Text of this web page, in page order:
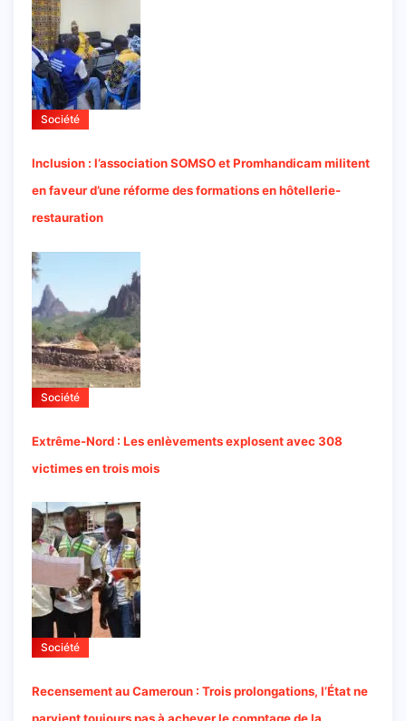
Société
Inclusion : l’association SOMSO et Promhandicam militent
en faveur d’une réforme des formations en hôtellerie-
restauration
Société
Extrême-Nord : Les enlèvements explosent avec 308
victimes en trois mois
Société
Recensement au Cameroun : Trois prolongations, l’État ne